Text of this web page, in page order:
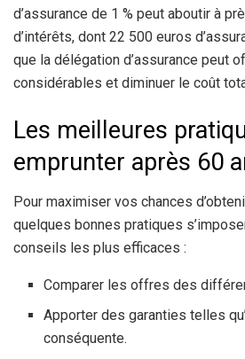
d’assurance de 1 % peut aboutir à
d’intérêts, dont 22 500 euros
que la délégation d’assurance peut
considérables et diminuer le coût
Les meilleures
emprunter après 60
Pour maximiser vos chances
quelques bonnes pratiques
conseils les plus efficaces :
Comparer les offres des
Apporter des garanties telles
conséquente.